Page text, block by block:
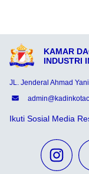
KAMAR
INDUSTRI
JL. Jenderal Ahmad
Ikuti Sosial Media